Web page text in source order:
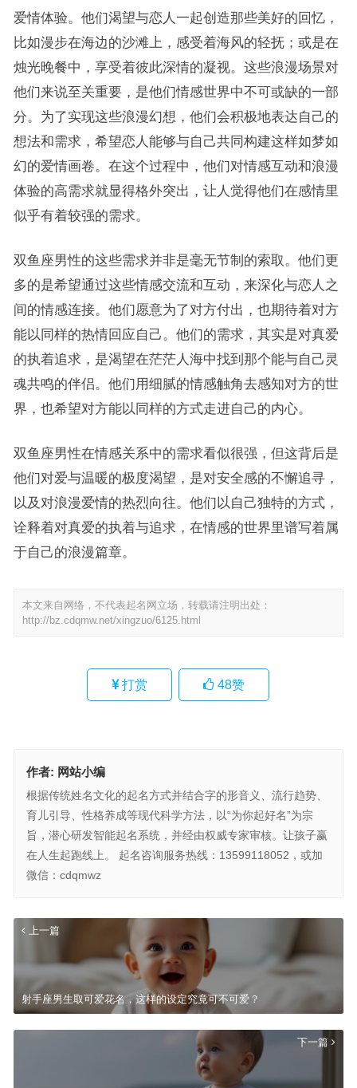
爱情体验。他们渴望与恋人一起创造那些美好的回忆，
比如漫步在海边的沙滩上，感受着海风的轻抚；或是在
烛光晚餐中，享受着彼此深情的凝视。这些浪漫场景对
他们来说至关重要，是他们情感世界中不可或缺的一部
分。为了实现这些浪漫幻想，他们会积极地表达自己的
想法和需求，希望恋人能够与自己共同构建这样如梦如
幻的爱情画卷。在这个过程中，他们对情感互动和浪漫
体验的高需求就显得格外突出，让人觉得他们在感情里
似乎有着较强的需求。
双鱼座男性的这些需求并非是毫无节制的索取。他们更
多的是希望通过这些情感交流和互动，来深化与恋人之
间的情感连接。他们愿意为了对方付出，也期待着对方
能以同样的热情回应自己。他们的需求，其实是对真爱
的执着追求，是渴望在茫茫人海中找到那个能与自己灵
魂共鸣的伴侣。他们用细腻的情感触角去感知对方的世
界，也希望对方能以同样的方式走进自己的内心。
双鱼座男性在情感关系中的需求看似很强，但这背后是
他们对爱与温暖的极度渴望，是对安全感的不懈追寻，
以及对浪漫爱情的热烈向往。他们以自己独特的方式，
诠释着对真爱的执着与追求，在情感的世界里谱写着属
于自己的浪漫篇章。
本文来自网络，不代表起名网立场，转载请注明出处：
http://bz.cdqmw.net/xingzuo/6125.html
打赏 48赞
作者: 网站小编
根据传统姓名文化的起名方式并结合字的形音义、流行趋势、
育儿引导、性格养成等现代科学方法，以“为你起好名”为宗
旨，潜心研发智能起名系统，并经由权威专家审核。让孩子赢
在人生起跑线上。 起名咨询服务热线：13599118052，或加
微信：cdqmwz
上一篇
射手座男生取可爱花名，这样的设定究竟可不可爱？
下一篇